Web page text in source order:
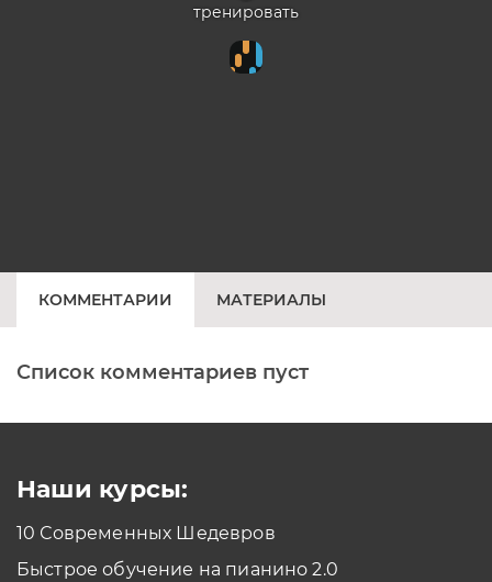
тренировать
КОММЕНТАРИИ МАТЕРИАЛЫ
Список комментариев пуст
Наши курсы:
10 Современных Шедевров
Быстрое обучение на пианино 2.0